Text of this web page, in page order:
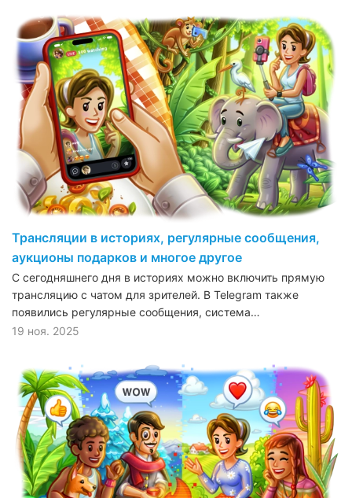
Трансляции в историях, регулярные сообщения,
аукционы подарков и многое другое
С сегодняшнего дня в историях можно включить прямую
трансляцию с чатом для зрителей. В Telegram также
появились регулярные сообщения, система…
19 ноя. 2025